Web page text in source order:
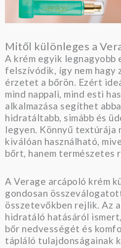
Mitől különleges a
A krém egyik legnagyobb
felszívódik, így nem hagy
érzetet a bőrön. Ezért
mind nappali, mind esti
alkalmazása segíthet
hidratáltabb, simább és
legyen. Könnyű textúrája
kiválóan használható,
bőrt, hanem természetes
A Verage arcápoló krém
gondosan
összetevőkben rejlik. Az
hidratáló hatásáról
bőr nedvességét és
tápláló tulajdonságainak